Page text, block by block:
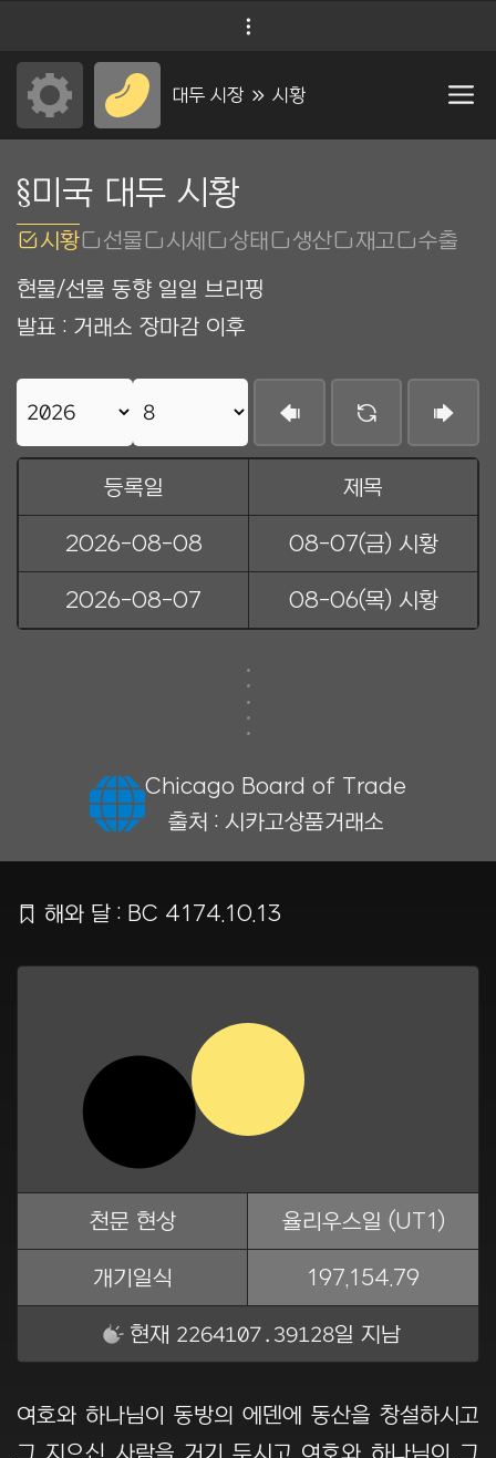
로
기
Menu
대두 시장 Ộ 시황 메
미국 대두 시황
시황 선물 시세 상태 생산 재고 수출
현물/선물 동향 일일 브리핑
발표 : 거래소 장마감 이후
ṩ Ẑ Ṫ
등록일 제목
2026-08-08 08-07(금) 시황
2026-08-07 08-06(목) 시황
Chicago Board of Trade
출처 : 시카고상품거래소
Ẍ 해와 달 : BC 4174.10.13
천문 현상 율리우스일 (UT1)
개기일식 197,154.79
현재 2264107.39129일 지남
여호와 하나님이 동방의 에덴에 동산을 창설하시고
그 지으신 사람을 거기 두시고 여호와 하나님이 그